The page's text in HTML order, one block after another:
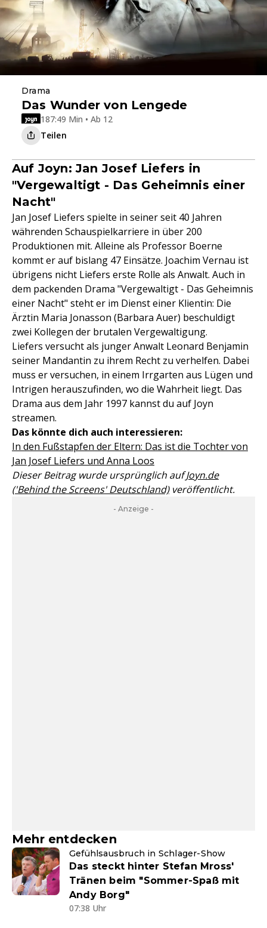
Drama
Das Wunder von Lengede
187:49 Min • Ab 12
Teilen
Auf Joyn: Jan Josef Liefers in
"Vergewaltigt - Das Geheimnis einer
Nacht"
Jan Josef Liefers spielte in seiner seit 40 Jahren
währenden Schauspielkarriere in über 200
Produktionen mit. Alleine als Professor Boerne
kommt er auf bislang 47 Einsätze. Joachim Vernau ist
übrigens nicht Liefers erste Rolle als Anwalt. Auch in
dem packenden Drama "Vergewaltigt - Das Geheimnis
einer Nacht" steht er im Dienst einer Klientin: Die
Ärztin Maria Jonasson (Barbara Auer) beschuldigt
zwei Kollegen der brutalen Vergewaltigung.
Liefers versucht als junger Anwalt Leonard Benjamin
seiner Mandantin zu ihrem Recht zu verhelfen. Dabei
muss er versuchen, in einem Irrgarten aus Lügen und
Intrigen herauszufinden, wo die Wahrheit liegt. Das
Drama aus dem Jahr 1997 kannst du auf Joyn
streamen.
Das könnte dich auch interessieren:
In den Fußstapfen der Eltern: Das ist die Tochter von
Jan Josef Liefers und Anna Loos
Dieser Beitrag wurde ursprünglich aufJoyn.de
('Behind the Screens' Deutschland)veröffentlicht.
- Anzeige -
Mehr entdecken
Gefühlsausbruch in Schlager-Show
Das steckt hinter Stefan Mross'
Tränen beim "Sommer-Spaß mit
Andy Borg"
07:38 Uhr